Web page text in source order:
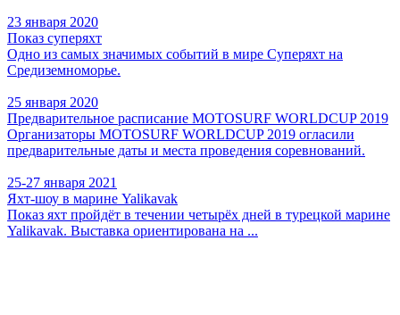
23 января 2020
Показ суперяхт
Одно из самых значимых событий в мире Суперяхт на
Средиземноморье.
25 января 2020
Предварительное расписание MOTOSURF WORLDCUP 2019
Организаторы MOTOSURF WORLDCUP 2019 огласили
предварительные даты и места проведения соревнований.
25-27 января 2021
Яхт-шоу в марине Yalikavak
Показ яхт пройдёт в течении четырёх дней в турецкой марине
Yalikavak. Выставка ориентирована на ...